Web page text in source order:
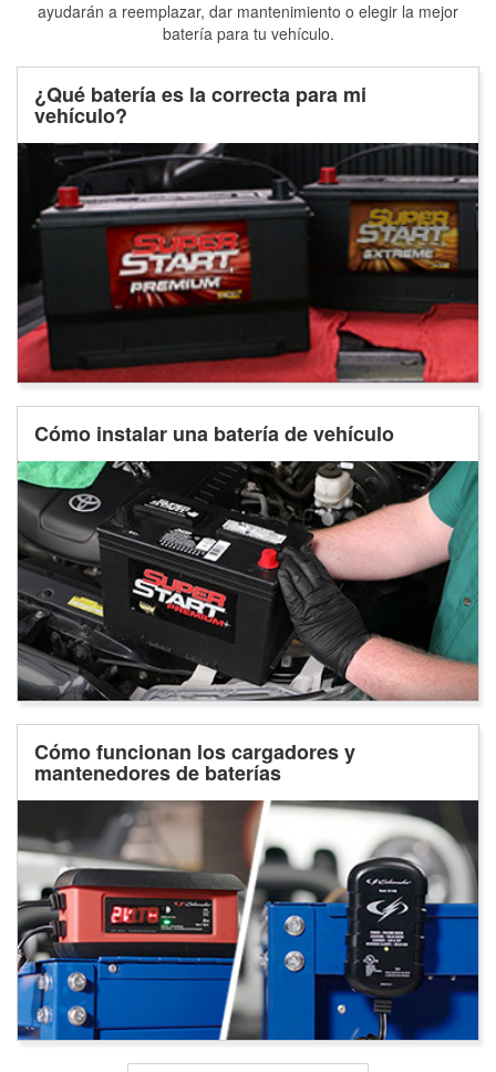
ayudarán a reemplazar, dar mantenimiento o elegir la mejor
batería para tu vehículo.
¿Qué batería es la correcta para mi
vehículo?
Cómo instalar una batería de vehículo
Cómo funcionan los cargadores y
mantenedores de baterías